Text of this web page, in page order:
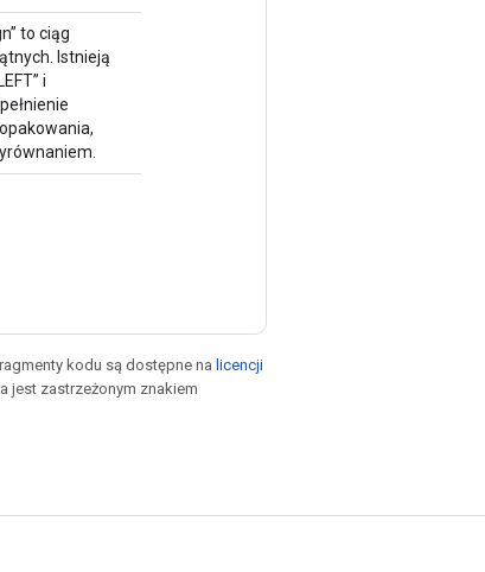
to ciąg
Istnieją
i
kodu są dostępne na licencji
jest zastrzeżonym znakiem